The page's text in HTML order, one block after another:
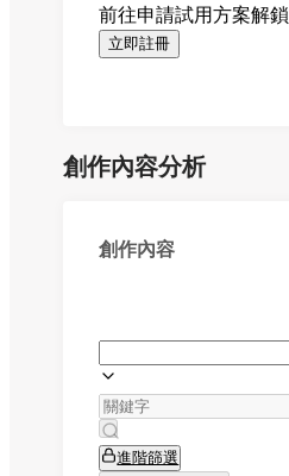
前往申請試用方案解鎖
立即註冊
創作內容分析
創作內容
進階篩選